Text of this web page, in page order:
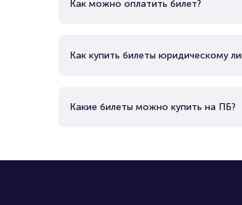
Как можно оплатить билет?
Как купить билеты юридическому
Какие билеты можно купить на ПБ?